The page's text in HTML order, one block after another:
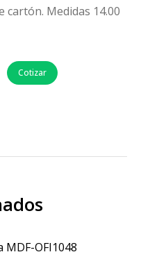
cartón. Medidas 14.00
Cotizar
MDF-OFI1048